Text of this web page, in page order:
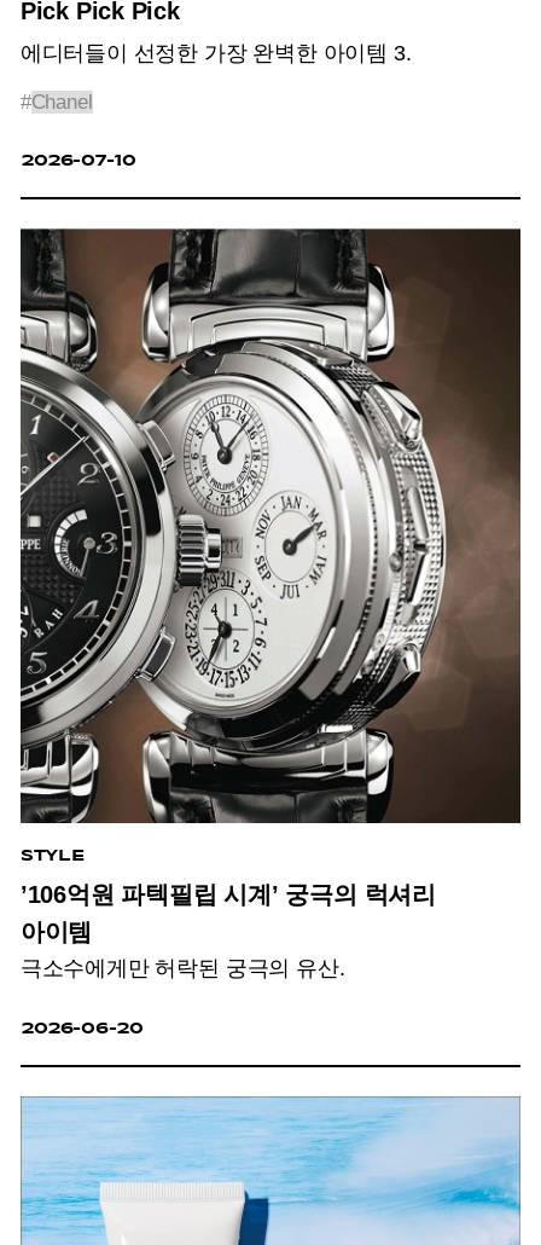
Pick Pick Pick
에디터들이 선정한 가장 완벽한 아이템 3.
#Chanel
2026-07-10
STYLE
’106억원 파텍필립 시계’ 궁극의 럭셔리
아이템
극소수에게만 허락된 궁극의 유산.
2026-06-20